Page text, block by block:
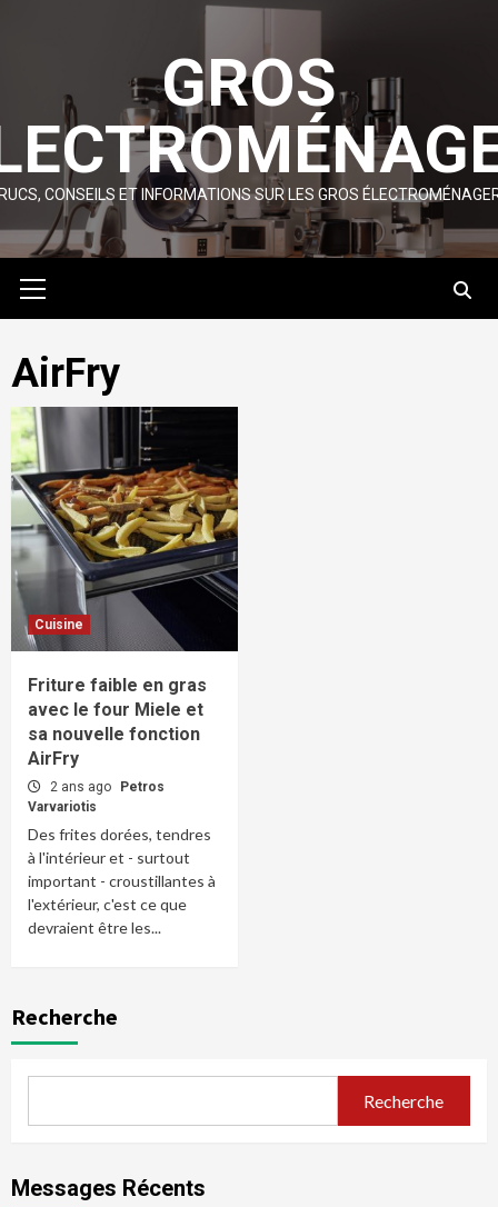
GROS
CONSEILS ET INFORMATIONS SUR LES GROS
Menu
AirFry
Cuisine
Friture faible en gras
avec le four Miele et
sa nouvelle fonction
AirFry
2 ans ago
Petros
Varvariotis
Des frites dorées, tendres
à l'intérieur et - surtout
important - croustillantes à
l'extérieur, c'est ce que
devraient être les...
Recherche
Recherche
Messages Récents